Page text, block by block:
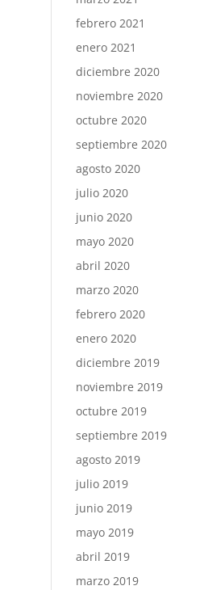
febrero 2021
enero 2021
diciembre 2020
noviembre 2020
octubre 2020
septiembre 2020
agosto 2020
julio 2020
junio 2020
mayo 2020
abril 2020
marzo 2020
febrero 2020
enero 2020
diciembre 2019
noviembre 2019
octubre 2019
septiembre 2019
agosto 2019
julio 2019
junio 2019
mayo 2019
abril 2019
marzo 2019